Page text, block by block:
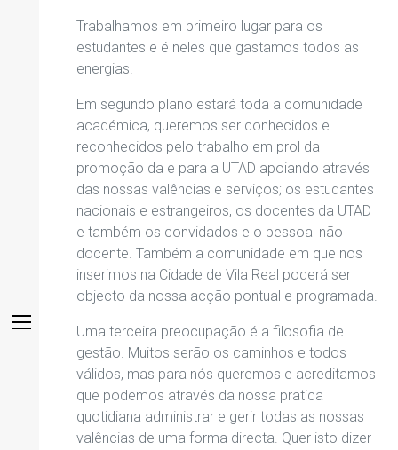
Trabalhamos em primeiro lugar para os
estudantes e é neles que gastamos todos as
energias.
Em segundo plano estará toda a comunidade
académica, queremos ser conhecidos e
reconhecidos pelo trabalho em prol da
promoção da e para a UTAD apoiando através
das nossas valências e serviços; os estudantes
nacionais e estrangeiros, os docentes da UTAD
e também os convidados e o pessoal não
docente. Também a comunidade em que nos
inserimos na Cidade de Vila Real poderá ser
objecto da nossa acção pontual e programada.
Uma terceira preocupação é a filosofia de
gestão. Muitos serão os caminhos e todos
válidos, mas para nós queremos e acreditamos
que podemos através da nossa pratica
quotidiana administrar e gerir todas as nossas
valências de uma forma directa. Quer isto dizer